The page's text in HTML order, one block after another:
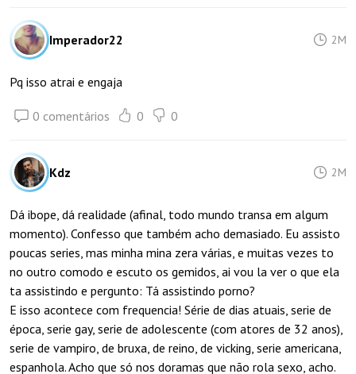
Imperador22 2M
Pq isso atrai e engaja
0 comentários 0 0
Kdz 2M
Dá ibope, dá realidade (afinal, todo mundo transa em algum
momento). Confesso que também acho demasiado. Eu assisto
poucas series, mas minha mina zera várias, e muitas vezes to
no outro comodo e escuto os gemidos, ai vou la ver o que ela
ta assistindo e pergunto: Tá assistindo porno?
E isso acontece com frequencia! Série de dias atuais, serie de
época, serie gay, serie de adolescente (com atores de 32 anos),
serie de vampiro, de bruxa, de reino, de vicking, serie americana,
espanhola. Acho que só nos doramas que não rola sexo, acho.